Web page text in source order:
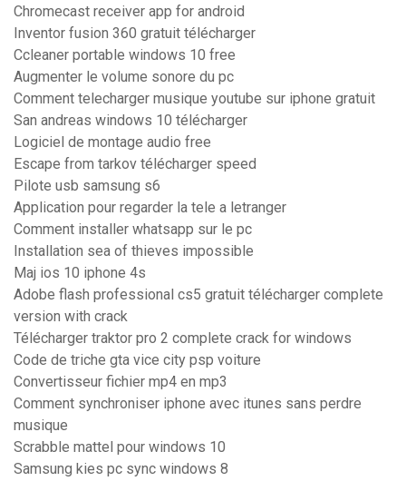
Chromecast receiver app for android
Inventor fusion 360 gratuit télécharger
Ccleaner portable windows 10 free
Augmenter le volume sonore du pc
Comment telecharger musique youtube sur iphone gratuit
San andreas windows 10 télécharger
Logiciel de montage audio free
Escape from tarkov télécharger speed
Pilote usb samsung s6
Application pour regarder la tele a letranger
Comment installer whatsapp sur le pc
Installation sea of thieves impossible
Maj ios 10 iphone 4s
Adobe flash professional cs5 gratuit télécharger complete
version with crack
Télécharger traktor pro 2 complete crack for windows
Code de triche gta vice city psp voiture
Convertisseur fichier mp4 en mp3
Comment synchroniser iphone avec itunes sans perdre
musique
Scrabble mattel pour windows 10
Samsung kies pc sync windows 8